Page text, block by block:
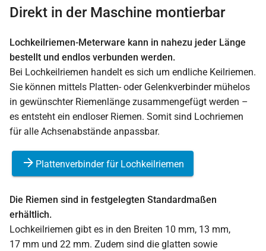
Direkt in der Maschine montierbar
Lochkeilriemen-Meterware kann in nahezu jeder Länge
bestellt und endlos verbunden werden.
Bei Lochkeilriemen handelt es sich um endliche Keilriemen.
Sie können mittels Platten- oder Gelenkverbinder mühelos
in gewünschter Riemenlänge zusammengefügt werden –
es entsteht ein endloser Riemen. Somit sind Lochriemen
für alle Achsenabstände anpassbar.
Plattenverbinder für Lochkeilriemen
Die Riemen sind in festgelegten Standardmaßen
erhältlich.
Lochkeilriemen gibt es in den Breiten 10 mm, 13 mm,
17 mm und 22 mm. Zudem sind die glatten sowie